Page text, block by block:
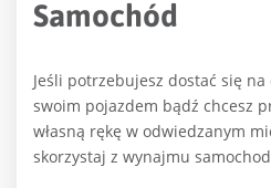
Samochód
Jeśli potrzebujesz dostać się
swoim pojazdem bądź chcesz
własną rękę w odwiedzanym
skorzystaj z wynajmu